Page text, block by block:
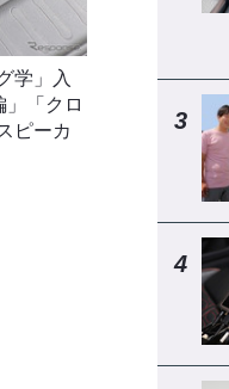
学」入
」「クロ
ピーカ